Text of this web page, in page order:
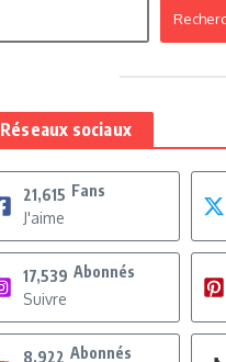
Réseaux sociaux
21,615 Fans
J'aime
17,539 Abonnés
Suivre
8,922 Abonnés